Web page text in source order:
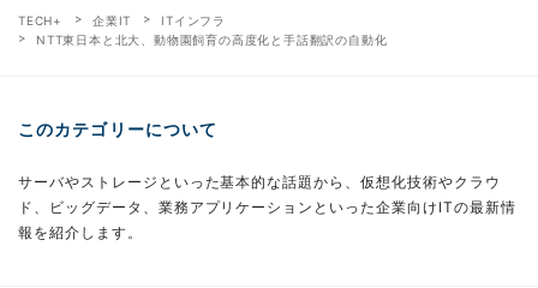
TECH+ 企業IT
ITインフラ
NTT東日本と北大、動物園飼育の高度化と手話翻訳の自動化
このカテゴリーについて
サーバやストレージといった基本的な話題から、仮想化技術やクラウ
ド、ビッグデータ、業務アプリケーションといった企業向けITの最新情
報を紹介します。